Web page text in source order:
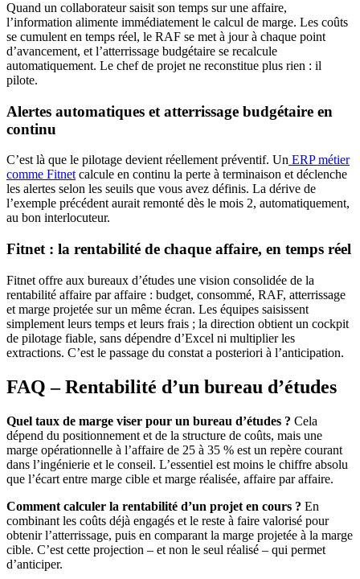
Quand un collaborateur saisit son temps sur une affaire,
l’information alimente immédiatement le calcul de marge. Les coûts
se cumulent en temps réel, le RAF se met à jour à chaque point
d’avancement, et l’atterrissage budgétaire se recalcule
automatiquement. Le chef de projet ne reconstitue plus rien : il
pilote.
Alertes automatiques et atterrissage budgétaire en
continu
C’est là que le pilotage devient réellement préventif. Un ERP métier
comme Fitnetcalcule en continu la perte à terminaison et déclenche
les alertes selon les seuils que vous avez définis. La dérive de
l’exemple précédent aurait remonté dès le mois 2, automatiquement,
au bon interlocuteur.
Fitnet : la rentabilité de chaque affaire, en temps réel
Fitnet offre aux bureaux d’études une vision consolidée de la
rentabilité affaire par affaire : budget, consommé, RAF, atterrissage
et marge projetée sur un même écran. Les équipes saisissent
simplement leurs temps et leurs frais ; la direction obtient un cockpit
de pilotage fiable, sans dépendre d’Excel ni multiplier les
extractions. C’est le passage du constat a posteriori à l’anticipation.
FAQ – Rentabilité d’un bureau d’études
Quel taux de marge viser pour un bureau d’études ? Cela
dépend du positionnement et de la structure de coûts, mais une
marge opérationnelle à l’affaire de 25 à 35 % est un repère courant
dans l’ingénierie et le conseil. L’essentiel est moins le chiffre absolu
que l’écart entre marge cible et marge réalisée, affaire par affaire.
Comment calculer la rentabilité d’un projet en cours ? En
combinant les coûts déjà engagés et le reste à faire valorisé pour
obtenir l’atterrissage, puis en comparant la marge projetée à la marge
cible. C’est cette projection – et non le seul réalisé – qui permet
d’anticiper.